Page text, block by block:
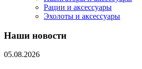
Рации и аксессуары
Эхолоты и аксессуары
Наши новости
05.08.2026